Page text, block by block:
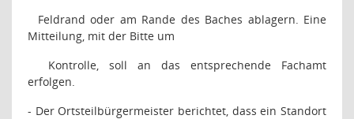
Feldrand oder am Rande des Baches ablagern. Eine
Mitteilung, mit der Bitte um
Kontrolle, soll an das entsprechende Fachamt
erfolgen.
- Der Ortsteilbürgermeister berichtet, dass ein Standort